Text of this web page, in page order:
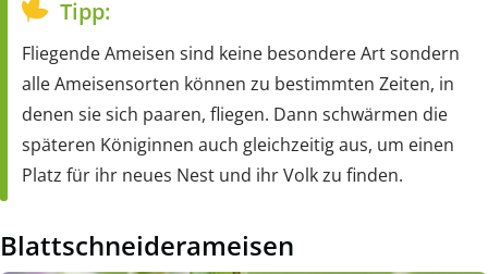
Tipp:
Fliegende Ameisen sind keine besondere Art sondern
alle Ameisensorten können zu bestimmten Zeiten, in
denen sie sich paaren, fliegen. Dann schwärmen die
späteren Königinnen auch gleichzeitig aus, um einen
Platz für ihr neues Nest und ihr Volk zu finden.
Blattschneiderameisen